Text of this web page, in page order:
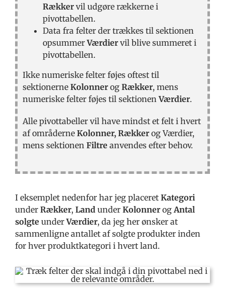
Rækkervil udgøre rækkerne i
pivottabellen.
Data fra felter der trækkes til sektionen
opsummerVærdiervil blive summeret i
pivottabellen.
Ikke numeriske felter føjes oftest til
sektionerne Kolonnerog Rækker, mens
numeriske felter føjes til sektionenVærdier.
Alle pivottabeller vil have mindst et felt i hvert
af områderne Kolonner, Rækkerog Værdier,
mens sektionen Filtreanvendes efter behov.
I eksemplet nedenfor har jeg placeret Kategori
under Rækker, Land under Kolonnerog Antal
solgteunderVærdier, da jeg her ønsker at
sammenligne antallet af solgte produkter inden
for hver produktkategori i hvert land.